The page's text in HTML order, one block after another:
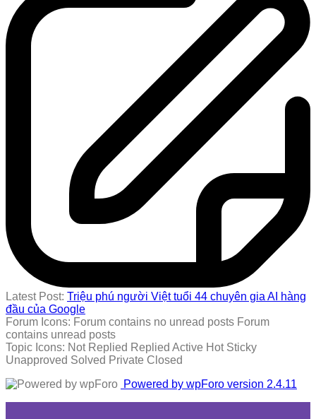
Latest Post: Triệu phú người Việt tuổi 44 chuyên gia AI hàng
đầu của Google
Forum Icons: Forum contains no unread posts Forum
contains unread posts
Topic Icons: Not Replied Replied Active Hot Sticky
Unapproved Solved Private Closed
Powered by wpForo version 2.4.11